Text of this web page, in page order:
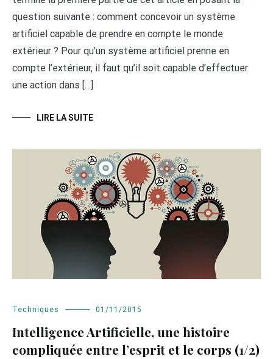
question suivante : comment concevoir un système
artificiel capable de prendre en compte le monde
extérieur ? Pour qu’un système artificiel prenne en
compte l’extérieur, il faut qu’il soit capable d’effectuer
une action dans […]
LIRE LA SUITE
Techniques 01/11/2015
Intelligence Artificielle, une histoire
compliquée entre l’esprit et le corps (1/2)